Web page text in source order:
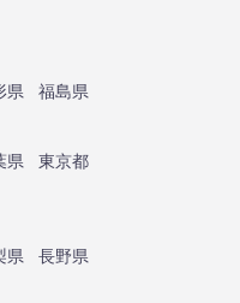
県
福島県
県
東京都
県
長野県